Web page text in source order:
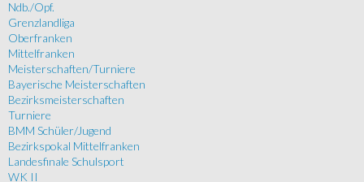
Ndb./Opf.
Grenzlandliga
Oberfranken
Mittelfranken
Meisterschaften/Turniere
Bayerische Meisterschaften
Bezirksmeisterschaften
Turniere
BMM Schüler/Jugend
Bezirkspokal Mittelfranken
Landesfinale Schulsport
WK II